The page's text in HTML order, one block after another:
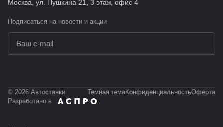
Москва, ул. Пушкина 21, 3 этаж, офис 4
Подписаться на новости и акции
© 2026 Автостанки Темная темаКонфиденциальностьОферта
Разработано в